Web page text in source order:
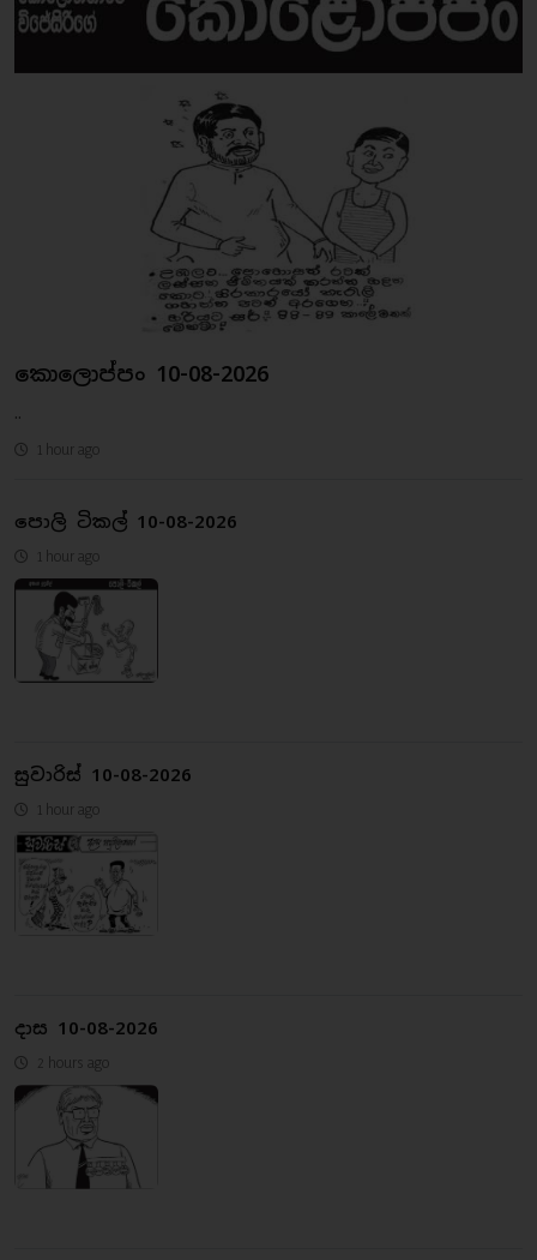
කොලොප්පං 10-08-2026
..
1 hour ago
පොලි ටිකල් 10-08-2026
1 hour ago
සුවාරිස් 10-08-2026
1 hour ago
දාස 10-08-2026
2 hours ago